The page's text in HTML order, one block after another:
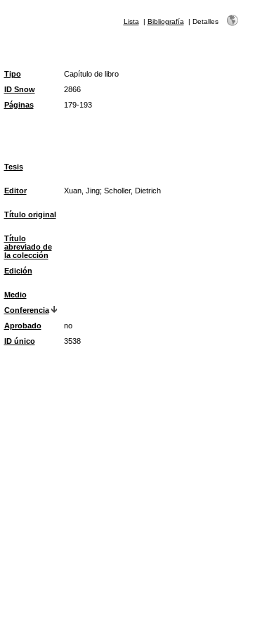
Lista | Bibliografía | Detalles
Tipo
Capítulo de libro
ID Snow
2866
Páginas
179-193
Tesis
Editor Xuan, Jing; Scholler, Dietrich
Título original
Título
abreviado de
la colección
Edición
Medio
Conferencia
Aprobado
no
ID único
3538